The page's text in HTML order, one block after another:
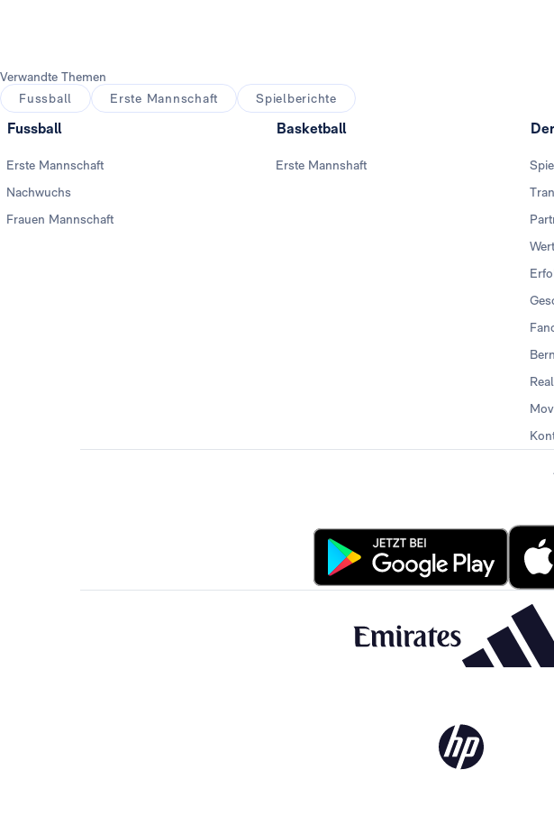
Verwandte Themen
Fussball
Erste Mannschaft Spielberichte
Fussball
Erste Mannschaft
Nachwuchs
Frauen Mannschaft
Basketball
Erste Mannshaft